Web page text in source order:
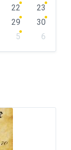
22
23
29
30
5
6